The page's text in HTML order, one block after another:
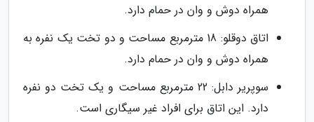
همراه دوش و وان در حمام دارد.
اتاق دوقلو: 18 مترمربع مساحت و دو تخت یک نفره به
همراه دوش و وان در حمام دارد.
سوپریر دابل: 22 مترمربع مساحت و یک تخت دو نفره
دارد. این اتاق برای افراد غیر سیگاری است.